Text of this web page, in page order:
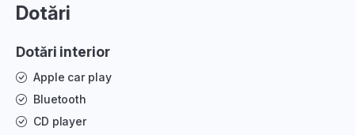
Dotări
Dotări interior
Apple car play
Bluetooth
CD player